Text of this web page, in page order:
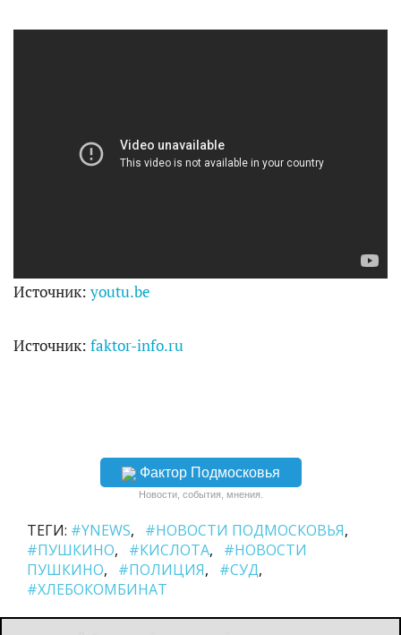
Источник:youtu.be
Источник: faktor-info.ru
Фактор Подмосковья
Новости, события, мнения.
ТЕГИ: #YNEWS
#НОВОСТИ ПОДМОСКОВЬЯ
#ПУШКИНО
#КИСЛОТА
#НОВОСТИ
ПУШКИНО
#ПОЛИЦИЯ
#СУД
#ХЛЕБОКОМБИНАТ